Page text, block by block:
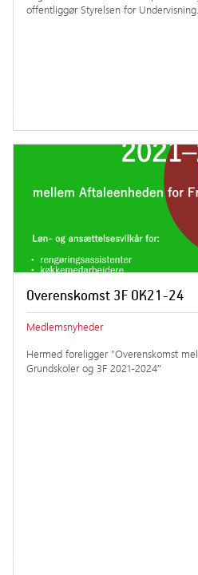
offentliggør Styrelsen for Undervisning…
Overenskomst 3F OK21-24
Medlemsnyheder
Hermed foreligger ”Overenskomst
Grundskoler og 3F 2021-2024″